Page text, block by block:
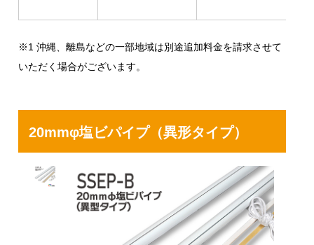
※1 沖縄、離島などの一部地域は別途追加料金を請求させて
いただく場合がございます。
20mmφ塩ビパイプ（異形タイプ）